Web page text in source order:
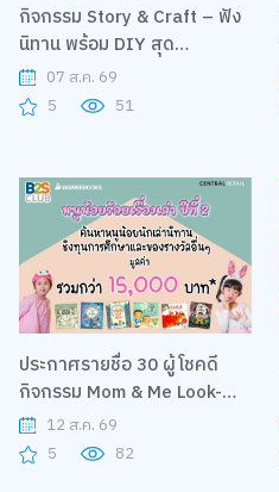
กิจกรรม Story & Craft – ฟัง
นิทาน พร้อม DIY สุด
สร้างสรรค์
07 ส.ค. 69
5
51
ประกาศรายชื่อ 30 ผู้โชคดี
กิจกรรม Mom & Me Look-
Alike Challenge
12 ส.ค. 69
5
82